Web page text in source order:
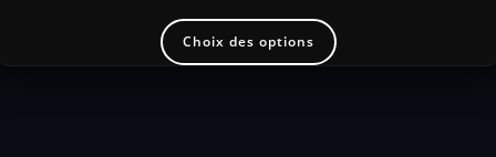
Choix des options